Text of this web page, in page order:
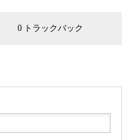
0 トラックバック